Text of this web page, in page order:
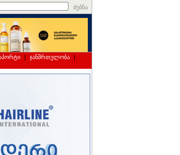
ძებნა
ჯანმრთელობა